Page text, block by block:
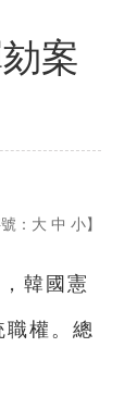
案
： 大 中 小】
韓國憲
職權。總